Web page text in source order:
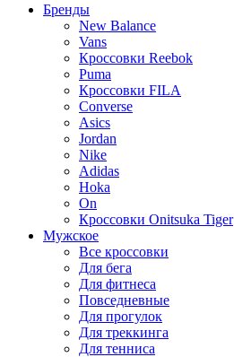
Бренды
New Balance
Vans
Кроссовки Reebok
Puma
Кроссовки FILA
Converse
Asics
Jordan
Nike
Adidas
Hoka
On
Кроссовки Onitsuka Tiger
Мужское
Все кроссовки
Для бега
Для фитнеса
Повседневные
Для прогулок
Для треккинга
Для тенниса